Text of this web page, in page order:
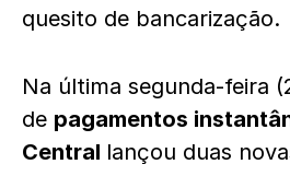
quesito de bancarização.
Na última segunda-feira
de pagamentos
Central lançou duas